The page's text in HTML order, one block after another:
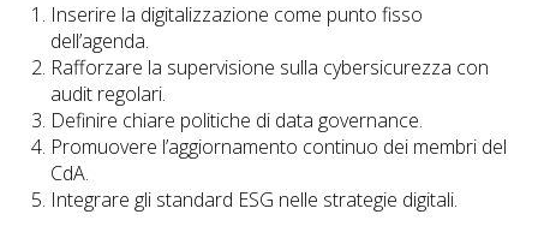
Inserire la digitalizzazione come punto fisso
dell’agenda.
Rafforzare la supervisione sulla cybersicurezza con
audit regolari.
Definire chiare politiche di data governance.
Promuovere l’aggiornamento continuo dei membri del
CdA.
Integrare gli standard ESG nelle strategie digitali.